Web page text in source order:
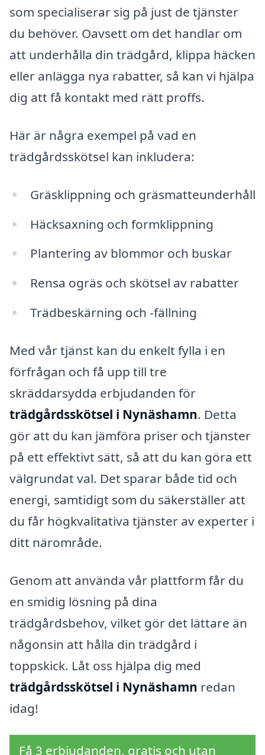
som specialiserar sig på just de tjänster
du behöver. Oavsett om det handlar om
att underhålla din trädgård, klippa häcken
eller anlägga nya rabatter, så kan vi hjälpa
dig att få kontakt med rätt proffs.
Här är några exempel på vad en
trädgårdsskötsel kan inkludera:
Gräsklippning och gräsmatteunderhåll
Häcksaxning och formklippning
Plantering av blommor och buskar
Rensa ogräs och skötsel av rabatter
Trädbeskärning och -fällning
Med vår tjänst kan du enkelt fylla i en
förfrågan och få upp till tre
skräddarsydda erbjudanden för
trädgårdsskötsel i Nynäshamn. Detta
gör att du kan jämföra priser och tjänster
på ett effektivt sätt, så att du kan göra ett
välgrundat val. Det sparar både tid och
energi, samtidigt som du säkerställer att
du får högkvalitativa tjänster av experter i
ditt närområde.
Genom att använda vår plattform får du
en smidig lösning på dina
trädgårdsbehov, vilket gör det lättare än
någonsin att hålla din trädgård i
toppskick. Låt oss hjälpa dig med
trädgårdsskötsel i Nynäshamn redan
idag!
Få 3 erbjudanden, gratis och utan